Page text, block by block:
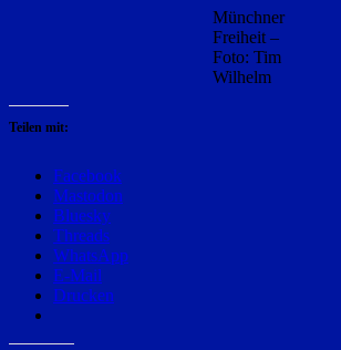
Münchner
Freiheit –
Foto: Tim
Wilhelm
Teilen mit:
Facebook
Mastodon
Bluesky
Threads
WhatsApp
E-Mail
Drucken